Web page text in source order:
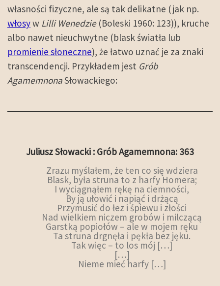
własności fizyczne, ale są tak delikatne (jak np.
włosyw Lilli Wenedzie(Boleski 1960: 123)), kruche
albo nawet nieuchwytne (blask światła lub
promienie słoneczne), że łatwo uznać je za znaki
transcendencji. Przykładem jest Grób
AgamemnonaSłowackiego:
Juliusz Słowacki : Grób Agamemnona: 363
Zrazu myślałem, że ten co się wdziera
Blask, była struna to z harfy Homera;
I wyciągnąłem rękę na ciemności,
By ją ułowić i napiąć i drżącą
Przymusić do łez i śpiewu i złości
Nad wielkiem niczem grobów i milczącą
Garstką popiołów – ale w mojem ręku
Ta struna drgnęła i pękła bez jęku.
Tak więc – to los mój […]
[…]
Nieme mieć harfy […]